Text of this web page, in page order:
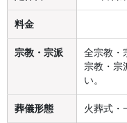
料金
宗教・宗派
全宗教・
宗教・宗
い。
葬儀形態 火葬式・